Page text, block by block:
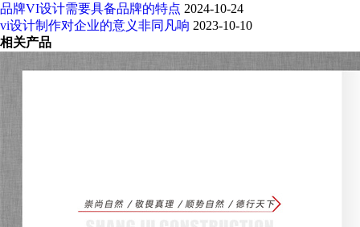
品牌VI设计需要具备品牌的特点 2024-10-24
vi设计制作对企业的意义非同凡响 2023-10-10
相关产品